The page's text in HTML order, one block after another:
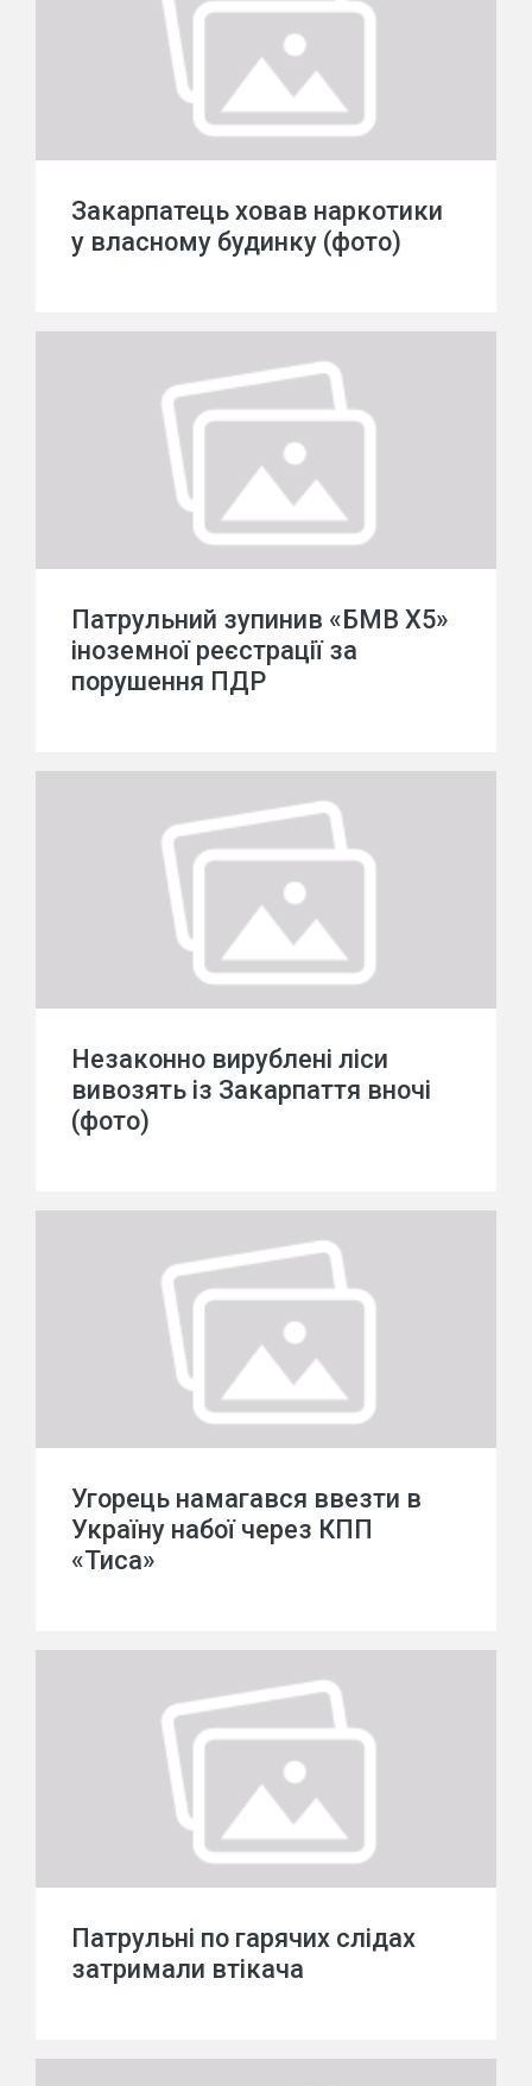
Закарпатець ховав наркотики
у власному будинку (фото)
Патрульний зупинив «БМВ Х5»
іноземної реєстрації за
порушення ПДР
Незаконно вирублені ліси
вивозять із Закарпаття вночі
(фото)
Угорець намагався ввезти в
Україну набої через КПП
«Тиса»
Патрульні по гарячих слідах
затримали втікача